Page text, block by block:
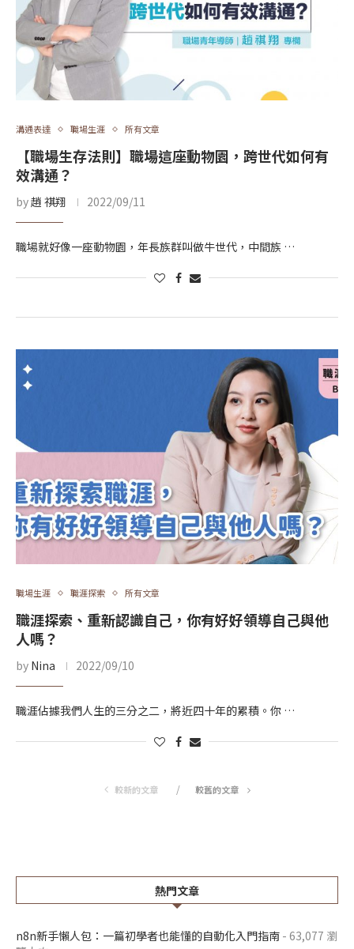
溝通表達 職場生涯 所有文章
【職場生存法則】職場這座動物園，跨世代如何有
效溝通？
by趙 祺翔 2022/09/11
職場就好像一座動物園，年長族群叫做牛世代，中間族 …
職場生涯 職涯探索 所有文章
職涯探索、重新認識自己，你有好好領導自己與他
人嗎？
by Nina 2022/09/10
職涯佔據我們人生的三分之二，將近四十年的累積。你 …
較新的文章 較舊的文章
熱門文章
n8n新手懶人包：一篇初學者也能懂的自動化入門指南 - 63,077 瀏